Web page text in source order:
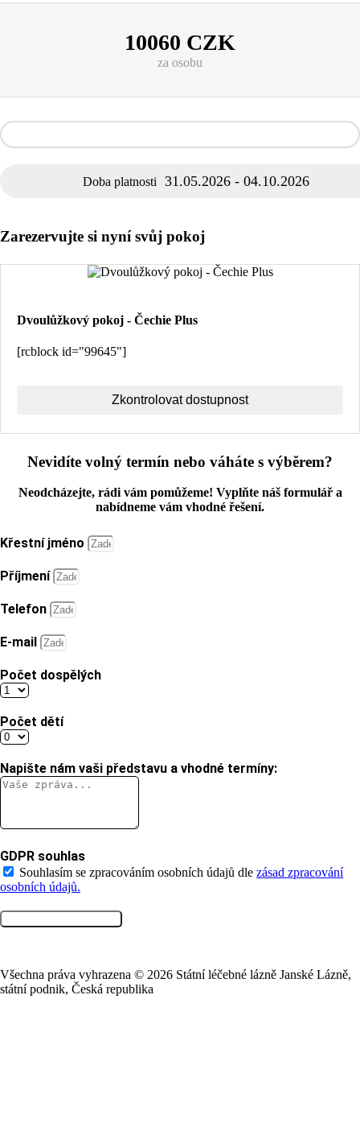
10060 CZK
za osobu
Doba platnosti 31.05.2026 - 04.10.2026
Zarezervujte si nyní svůj pokoj
Dvoulůžkový pokoj - Čechie Plus
[rcblock id="99645"]
Zkontrolovat dostupnost
Nevidíte volný termín nebo váháte s výběrem?
Neodcházejte, rádi vám pomůžeme! Vyplňte náš formulář a
nabídneme vám vhodné řešení.
Křestní jméno
Příjmení
Telefon
E-mail
Počet dospělých
Počet dětí
Napište nám vaši představu a vhodné termíny:
GDPR souhlas
Souhlasím se zpracováním osobních údajů dle zásad zpracování
osobních údajů.
Všechna práva vyhrazena © 2026 Státní léčebné lázně Janské Lázně,
státní podnik, Česká republika